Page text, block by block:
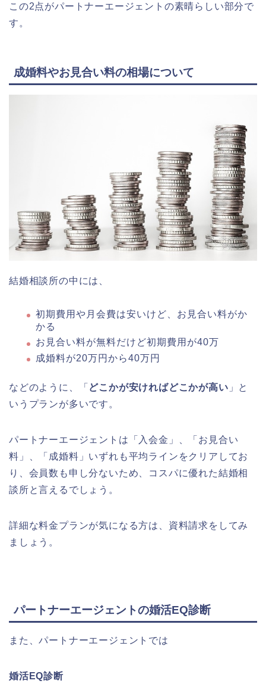
この2点がパートナーエージェントの素晴らしい部分で
す。
成婚料やお見合い料の相場について
結婚相談所の中には、
初期費用や月会費は安いけど、お見合い料がか
かる
お見合い料が無料だけど初期費用が40万
成婚料が20万円から40万円
などのように、「 どこかが安ければどこかが高い 」と
いうプランが多いです。
パートナーエージェントは「入会金」、「お見合い
料」、「成婚料」いずれも平均ラインをクリアしてお
り、会員数も申し分ないため、コスパに優れた結婚相
談所と言えるでしょう。
詳細な料金プランが気になる方は、資料請求をしてみ
ましょう。
パートナーエージェントの婚活EQ診断
また、パートナーエージェントでは
婚活EQ診断